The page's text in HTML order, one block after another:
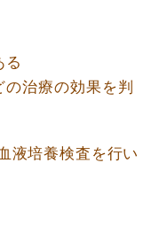
る
治療の効果を判
液培養検査を行い